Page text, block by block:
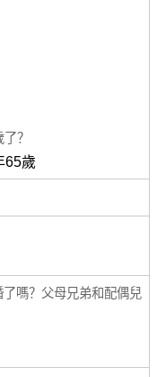
？
65歲
嗎？父母兄弟和配偶兒